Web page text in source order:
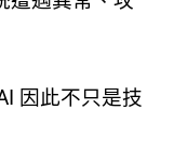
因此不只是技